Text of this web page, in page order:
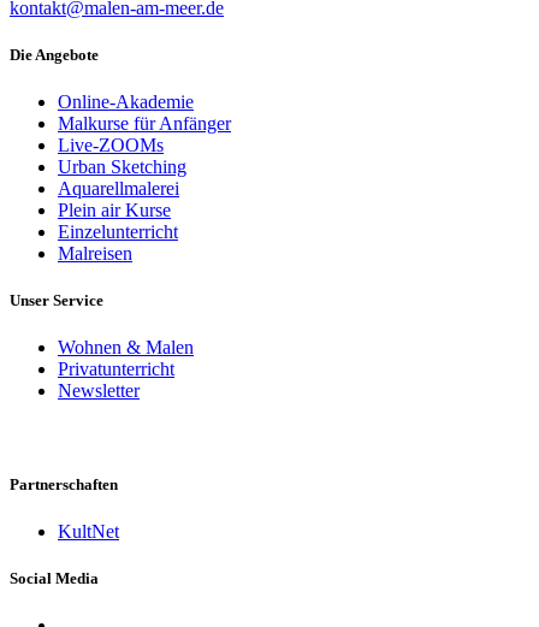
kontakt@malen-am-meer.de
Die Angebote
Online-Akademie
Malkurse für Anfänger
Live-ZOOMs
Urban Sketching
Aquarellmalerei
Plein air Kurse
Einzelunterricht
Malreisen
Unser Service
Wohnen & Malen
Privatunterricht
Newsletter
Partnerschaften
KultNet
Social Media